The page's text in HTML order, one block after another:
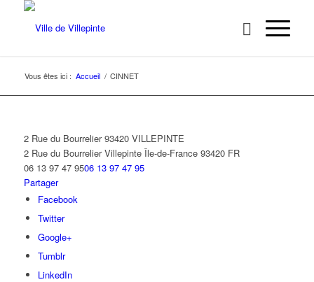
Vous êtes ici : Accueil / CINNET
2 Rue du Bourrelier 93420 VILLEPINTE
2 Rue du Bourrelier Villepinte Île-de-France 93420 FR
06 13 97 47 9506 13 97 47 95
Partager
Facebook
Twitter
Google+
Tumblr
LinkedIn